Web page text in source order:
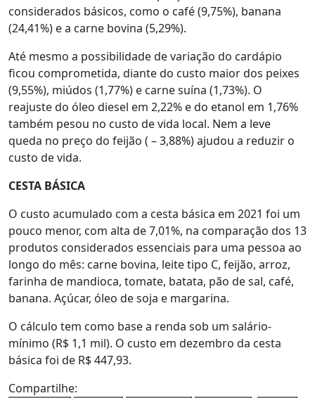
considerados básicos, como o café (9,75%), banana
(24,41%) e a carne bovina (5,29%).
Até mesmo a possibilidade de variação do cardápio
ficou comprometida, diante do custo maior dos peixes
(9,55%), miúdos (1,77%) e carne suína (1,73%). O
reajuste do óleo diesel em 2,22% e do etanol em 1,76%
também pesou no custo de vida local. Nem a leve
queda no preço do feijão ( – 3,88%) ajudou a reduzir o
custo de vida.
CESTA BÁSICA
O custo acumulado com a cesta básica em 2021 foi um
pouco menor, com alta de 7,01%, na comparação dos 13
produtos considerados essenciais para uma pessoa ao
longo do mês: carne bovina, leite tipo C, feijão, arroz,
farinha de mandioca, tomate, batata, pão de sal, café,
banana. Açúcar, óleo de soja e margarina.
O cálculo tem como base a renda sob um salário-
mínimo (R$ 1,1 mil). O custo em dezembro da cesta
básica foi de R$ 447,93.
Compartilhe: